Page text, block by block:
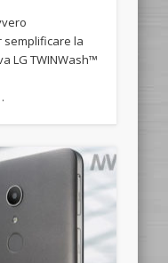
la
LG TWINWash™